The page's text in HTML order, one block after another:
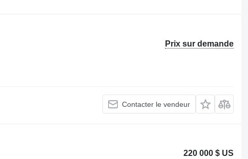
Prix sur demande
Contacter le vendeur
220 000 $ US